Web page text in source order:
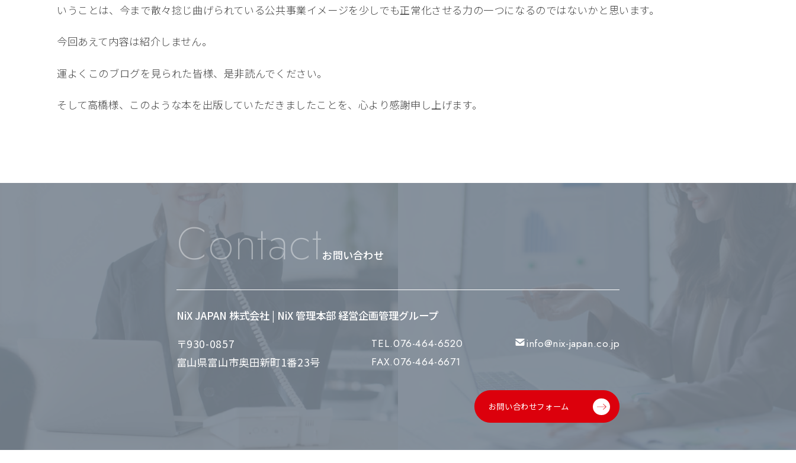
いうことは、今まで散々捻じ曲げられている公共事業イメージを少しでも正常化させる力の一つになるのではないかと思います。
今回あえて内容は紹介しません。
運よくこのブログを見られた皆様、是非読んでください。
そして高橋様、このような本を出版していただきましたことを、心より感謝申し上げます。
Contactお問い合わせ
NiX JAPAN 株式会社 | NiX 管理本部 経営企画管理グループ
〒930-0857
富山県富山市奥田新町1番23号
TEL.076-464-6520
FAX.076-464-6671
info@nix-japan.co.jp
お問い合わせフォーム